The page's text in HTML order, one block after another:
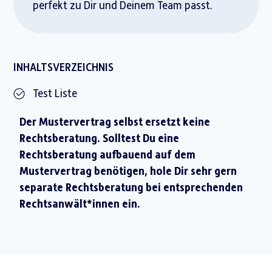
perfekt zu Dir und Deinem Team passt.
INHALTSVERZEICHNIS
Test Liste
Der Mustervertrag selbst ersetzt keine
Rechtsberatung. Solltest Du eine
Rechtsberatung aufbauend auf dem
Mustervertrag benötigen, hole Dir sehr gern
separate Rechtsberatung bei entsprechenden
Rechtsanwält*innen ein.